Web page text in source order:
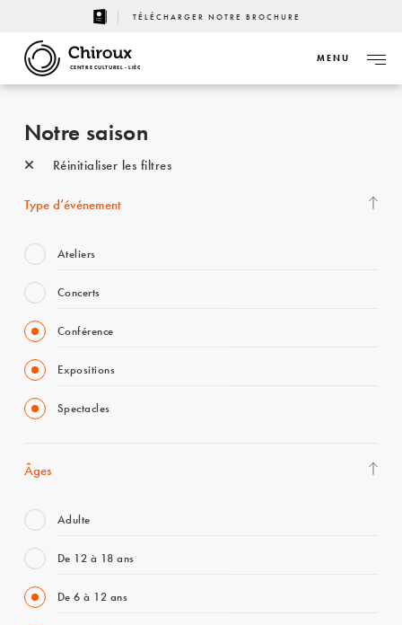
TÉLÉCHARGER NOTRE BROCHURE
CENTRE CULTUREL - LIÈGE
MENU
Notre saison
Réinitialiser les filtres
Type d’événement
Ateliers
Concerts
Conférence
Expositions
Spectacles
Âges
Adulte
De 12 à 18 ans
De 6 à 12 ans